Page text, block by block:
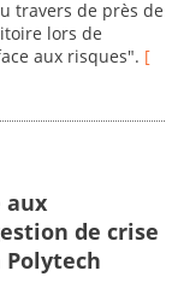
travers de près de
lors de
aux risques". [
aux
de crise